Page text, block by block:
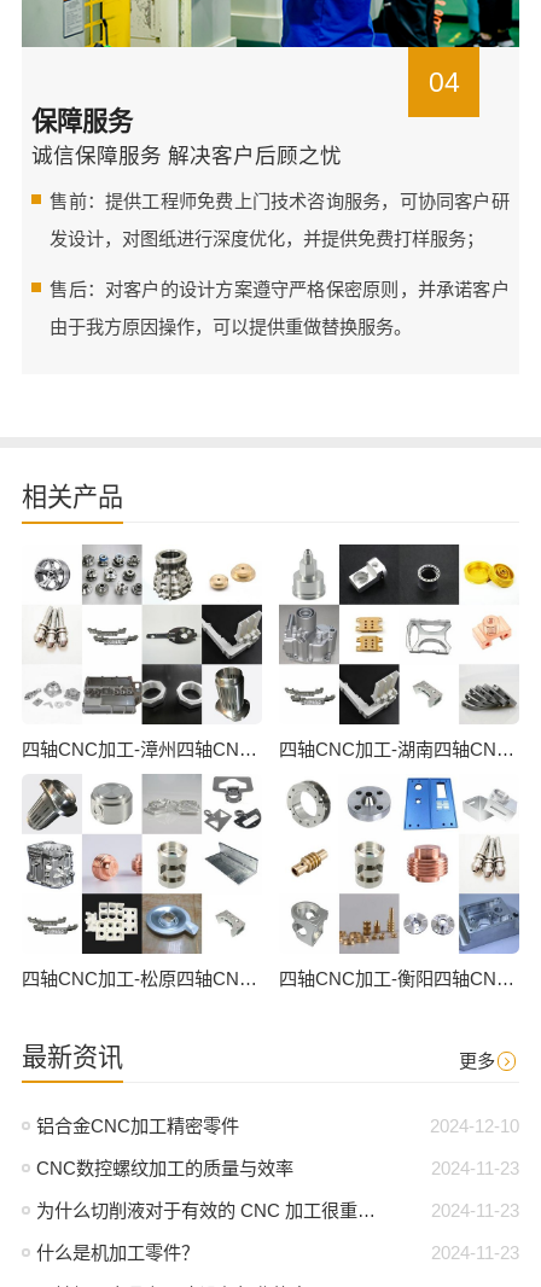
04
保障服务
诚信保障服务 解决客户后顾之忧
售前：提供工程师免费上门技术咨询服务，可协同客户研
发设计，对图纸进行深度优化，并提供免费打样服务；
售后：对客户的设计方案遵守严格保密原则，并承诺客户
由于我方原因操作，可以提供重做替换服务。
相关产品
四轴CNC加工-漳州四轴CNC数控加工 四轴CNC加工-湖南四轴CNC数控加工
四轴CNC加工-松原四轴CNC数控加工 四轴CNC加工-衡阳四轴CNC数控加工
最新资讯 更多
2024-12-10
铝合金CNC加工精密零件
2024-11-23
CNC数控螺纹加工的质量与效率
2024-11-23
为什么切削液对于有效的 CNC 加工很重要？
2024-11-23
什么是机加工零件？